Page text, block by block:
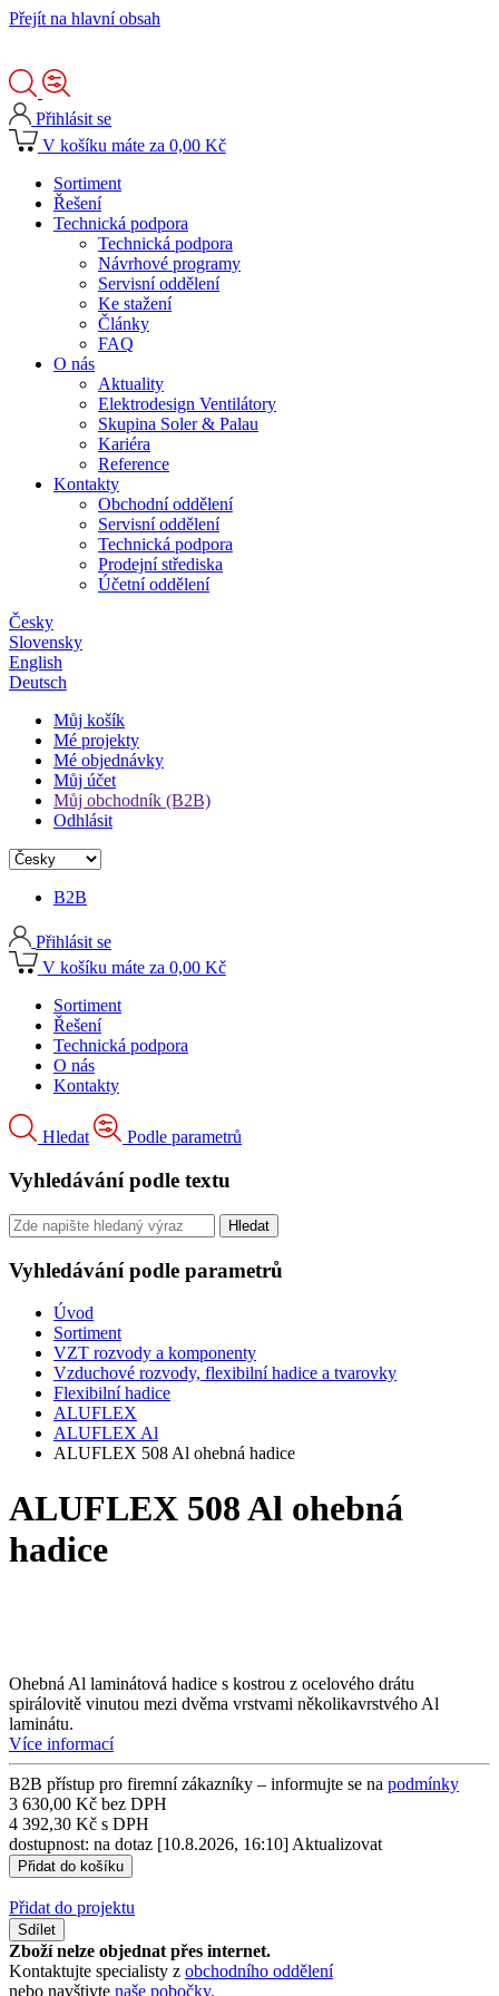
Přejít na hlavní obsah
Přihlásit se
V košíku máte za 0,00 Kč
Sortiment
Řešení
Technická podpora
Technická podpora
Návrhové programy
Servisní oddělení
Ke stažení
Články
FAQ
O nás
Aktuality
Elektrodesign Ventilátory
Skupina Soler & Palau
Kariéra
Reference
Kontakty
Obchodní oddělení
Servisní oddělení
Technická podpora
Prodejní střediska
Účetní oddělení
Česky
Slovensky
English
Deutsch
Můj košík
Mé projekty
Mé objednávky
Můj účet
Můj obchodník (B2B)
Odhlásit
B2B
Přihlásit se
V košíku máte za 0,00 Kč
Sortiment
Řešení
Technická podpora
O nás
Kontakty
Hledat Podle parametrů
Vyhledávání podle textu
Vyhledávání podle parametrů
Úvod
Sortiment
VZT rozvody a komponenty
Vzduchové rozvody, flexibilní hadice a tvarovky
Flexibilní hadice
ALUFLEX
ALUFLEX Al
ALUFLEX 508 Al ohebná hadice
ALUFLEX 508 Al ohebná
hadice
Ohebná Al laminátová hadice s kostrou z ocelového drátu
spirálovitě vinutou mezi dvěma vrstvami několikavrstvého Al
laminátu.
Více informací
B2B přístup pro firemní zákazníky – informujte se na podmínky
3 630,00 Kč bez DPH
4 392,30 Kč s DPH
dostupnost: na dotaz [10.8.2026, 16:10] Aktualizovat
Přidat do projektu
Sdílet
Zboží nelze objednat přes internet.
Kontaktujte specialisty z obchodního oddělení
nebo navštivte naše pobočky.